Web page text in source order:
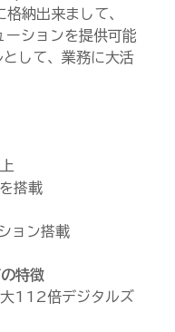
納出来まして、
ーションを提供可能
して、業務に大活
搭載
ョン搭載
特徴
大112倍デジタルズ